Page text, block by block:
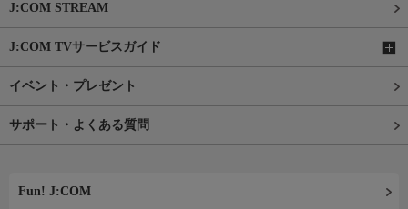
J:COM STREAM
J:COM TVサービスガイド
イベント・プレゼント
サポート・よくある質問
Fun! J:COM